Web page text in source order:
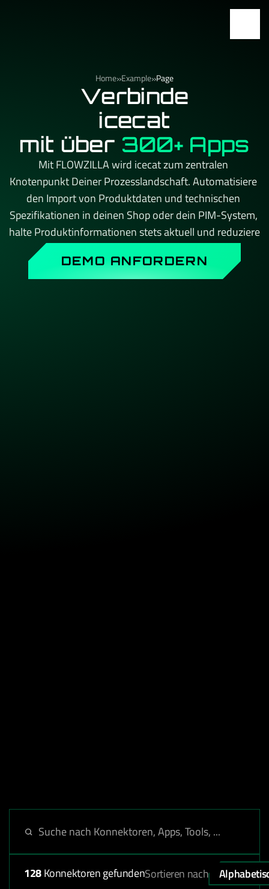
Home»Example»Page
Verbinde
icecat
mit über 300+ Apps
Mit FLOWZILLA wird icecat zum zentralen
Knotenpunkt Deiner Prozesslandschaft. Automatisiere
den Import von Produktdaten und technischen
Spezifikationen in deinen Shop oder dein PIM-System,
halte Produktinformationen stets aktuell und reduziere
manuellen Datenpflegeaufwand auf ein Minimum. Kein
API-Limit, kein Aufpreis beim Skalieren – und immer
ein persönlicher Ansprechpartner, der Dein Setup
DEMO ANFORDERN
128Konnektoren gefundenSortieren nach